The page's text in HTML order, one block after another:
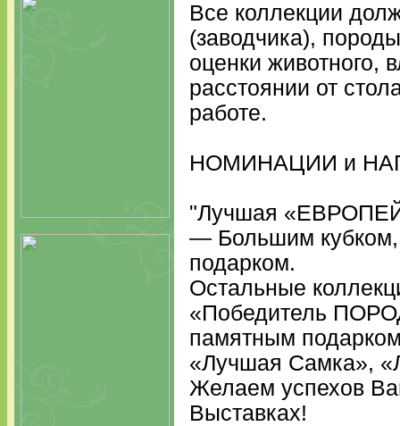
Все коллекции
(заводчика),
оценки животного,
расстоянии от
работе.
НОМИНАЦИИ и
"Лучшая
— Большим
подарком.
Остальные
«Победитель
памятным
«Лучшая Самка»,
Желаем успехов
Выставках!